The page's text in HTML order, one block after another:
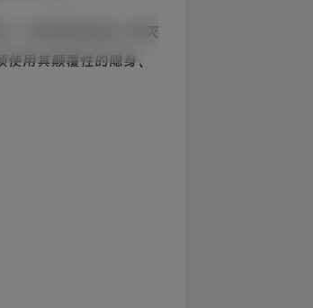
一场可能导致全人类灭
用其颠覆性的隐身、